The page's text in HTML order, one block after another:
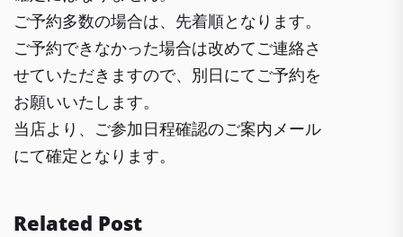
ご予約多数の場合は、先着順となります。
ご予約できなかった場合は改めてご連絡さ
せていただきますので、別日にてご予約を
お願いいたします。
当店より、ご参加日程確認のご案内メール
にて確定となります。
Related Post